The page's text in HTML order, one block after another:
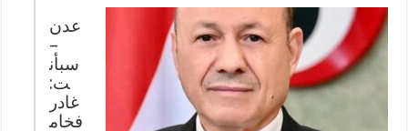
عدن
–
سبأن
ت:
غادر
فخام